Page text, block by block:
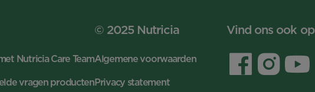
Nutricia Care Team
vragen producten
© 2025 Nutricia
Algemene voorwaarden
Privacy statement
Vind ons ook op